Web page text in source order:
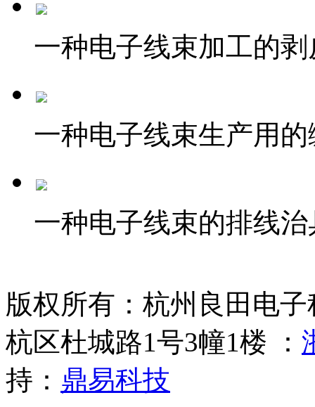
一种电子线束加工的
一种电子线束生产用
一种电子线束的排线治
版权所有：杭州良田电
杭区杜城路1号3幢1楼 ：
持： 鼎易科技